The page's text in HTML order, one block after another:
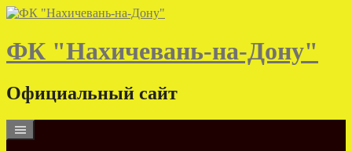
Skip
content
ФК "Нахичевань-на-Дону"
Официальный сайт